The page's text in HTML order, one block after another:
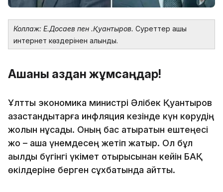
Коллаж: Е.Досаев пен Ә.Қуантыров. Суреттер ашық
интернет көздерінен алынды.
Ақшаны аздан жұмсаңдар!
Ұлттық экономика министрі Әлібек Қуантыров
қазақстандықтарға инфляция кезінде күн көрудің
жолын нұсқады. Оның бас қатыратын ештеңесі
жоқ – ақша үнемдесең жетіп жатыр. Ол бұл
ақылды бүгінгі үкімет отырысынан кейін БАҚ
өкілдеріне берген сұхбатында айтты.